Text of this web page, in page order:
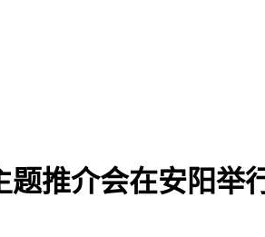
题推介会在安阳举